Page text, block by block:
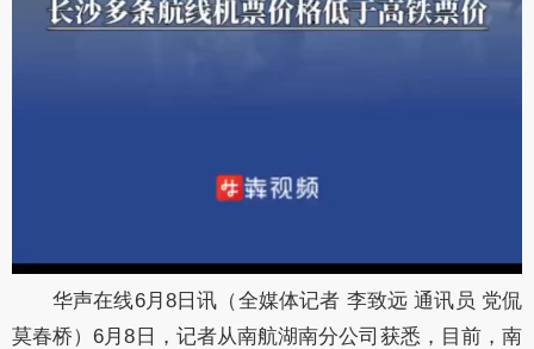
华声在线6月8日讯（全媒体记者 李致远 通讯员 党侃
莫春桥）6月8日，记者从南航湖南分公司获悉，目前，南